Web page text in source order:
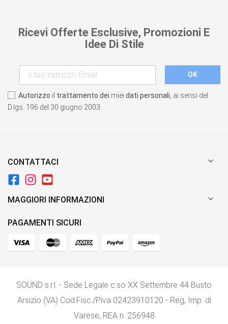
Ricevi Offerte Esclusive, Promozioni E
Idee Di Stile
Autorizzo il trattamento dei miei dati personali , ai sensi del
D.lgs. 196 del 30 giugno 2003.
CONTATTACI 
MAGGIORI INFORMAZIONI 
PAGAMENTI SICURI
SOUND s.r.l. - Sede Legale c.so XX Settembre 44 Busto
Arsizio (VA) Cod.Fisc./P.iva 02423910120 - Reg, Imp. di
Varese, REA n. 256948